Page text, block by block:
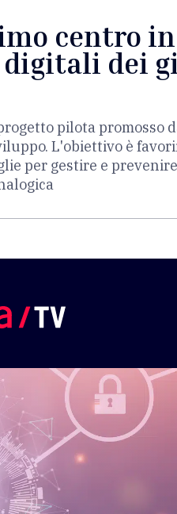
centro
dei
pilota promosso
L'obiettivo è
per gestire e